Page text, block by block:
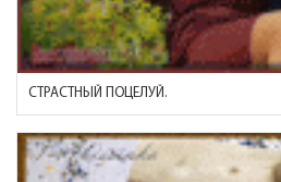
СТРАСТНЫЙ ПОЦЕЛУЙ.